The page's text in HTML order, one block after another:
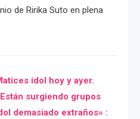
de Ririka Suto en plena
idol hoy y ayer.
surgiendo grupos
demasiado extraños» :